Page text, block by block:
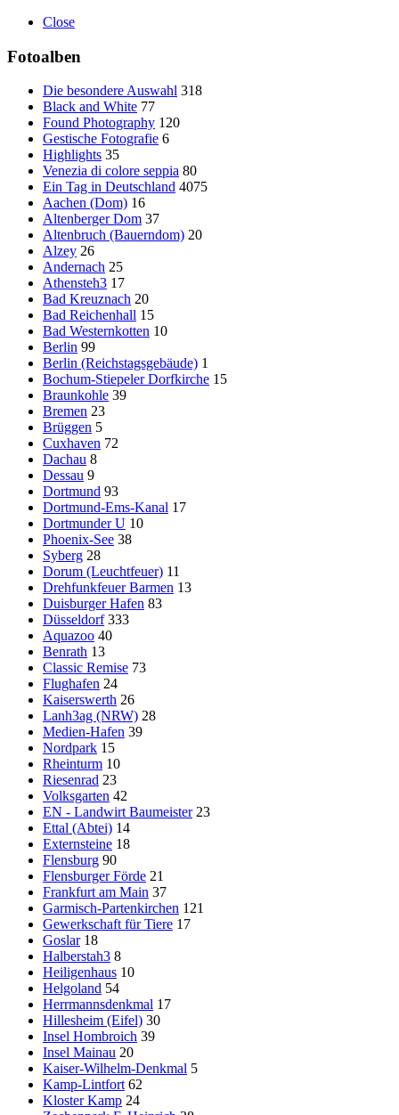
Close
Fotoalben
Die besondere Auswahl 318
Black and White 77
Found Photography 120
Gestische Fotografie 6
Highlights 35
Venezia di colore seppia 80
Ein Tag in Deutschland 4075
Aachen (Dom) 16
Altenberger Dom 37
Altenbruch (Bauerndom) 20
Alzey 26
Andernach 25
Athensteh3 17
Bad Kreuznach 20
Bad Reichenhall 15
Bad Westernkotten 10
Berlin 99
Berlin (Reichstagsgebäude) 1
Bochum-Stiepeler Dorfkirche 15
Braunkohle 39
Bremen 23
Brüggen 5
Cuxhaven 72
Dachau 8
Dessau 9
Dortmund 93
Dortmund-Ems-Kanal 17
Dortmunder U 10
Phoenix-See 38
Syberg 28
Dorum (Leuchtfeuer) 11
Drehfunkfeuer Barmen 13
Duisburger Hafen 83
Düsseldorf 333
Aquazoo 40
Benrath 13
Classic Remise 73
Flughafen 24
Kaiserswerth 26
Lanh3ag (NRW) 28
Medien-Hafen 39
Nordpark 15
Rheinturm 10
Riesenrad 23
Volksgarten 42
EN - Landwirt Baumeister 23
Ettal (Abtei) 14
Externsteine 18
Flensburg 90
Flensburger Förde 21
Frankfurt am Main 37
Garmisch-Partenkirchen 121
Gewerkschaft für Tiere 17
Goslar 18
Halberstah3 8
Heiligenhaus 10
Helgoland 54
Herrmannsdenkmal 17
Hillesheim (Eifel) 30
Insel Hombroich 39
Insel Mainau 20
Kaiser-Wilhelm-Denkmal 5
Kamp-Lintfort 62
Kloster Kamp 24